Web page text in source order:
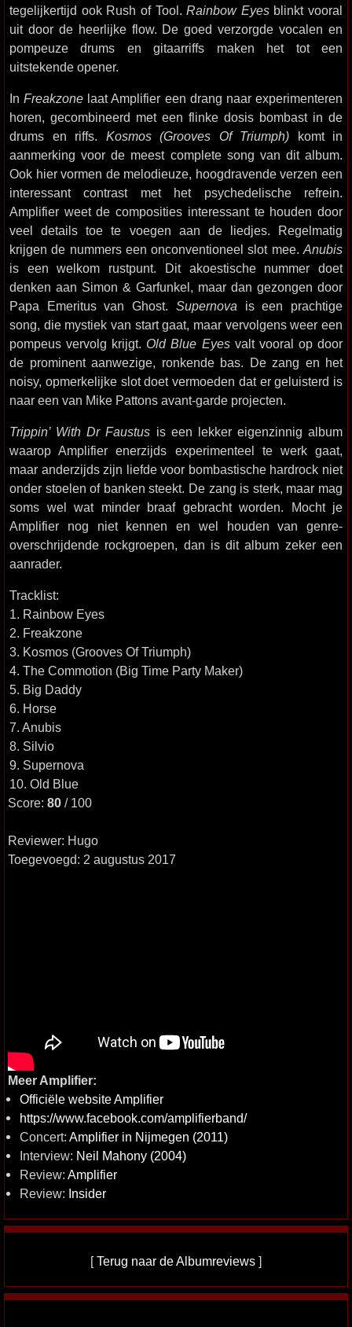
tegelijkertijd ook Rush of Tool.Rainbow Eyesblinkt vooral
uit door de heerlijke flow. De goed verzorgde vocalen en
pompeuze drums en gitaarriffs maken het tot een
uitstekende opener.
InFreakzone laat Amplifier een drang naar experimenteren
horen, gecombineerd met een flinke dosis bombast in de
drums en riffs. Kosmos (Grooves Of Triumph) komt in
aanmerking voor de meest complete song van dit album.
Ook hier vormen de melodieuze, hoogdravende verzen een
interessant contrast met het psychedelische refrein.
Amplifier weet de composities interessant te houden door
veel details toe te voegen aan de liedjes. Regelmatig
krijgen de nummers een onconventioneel slot mee. Anubis
is een welkom rustpunt. Dit akoestische nummer doet
denken aan Simon & Garfunkel, maar dan gezongen door
Papa Emeritus van Ghost. Supernova is een prachtige
song, die mystiek van start gaat, maar vervolgens weer een
pompeus vervolg krijgt. Old Blue Eyesvalt vooral op door
de prominent aanwezige, ronkende bas. De zang en het
noisy, opmerkelijke slot doet vermoeden dat er geluisterd is
naar een van Mike Pattons avant-garde projecten.
Trippin’ With Dr Faustus is een lekker eigenzinnig album
waarop Amplifier enerzijds experimenteel te werk gaat,
maar anderzijds zijn liefde voor bombastische hardrock niet
onder stoelen of banken steekt. De zang is sterk, maar mag
soms wel wat minder braaf gebracht worden. Mocht je
Amplifier nog niet kennen en wel houden van genre-
overschrijdende rockgroepen, dan is dit album zeker een
aanrader.
Tracklist:
1. Rainbow Eyes
2. Freakzone
3. Kosmos (Grooves Of Triumph)
4. The Commotion (Big Time Party Maker)
5. Big Daddy
6. Horse
7. Anubis
8. Silvio
9. Supernova
10. Old Blue
Score: 80 / 100
Reviewer: Hugo
Toegevoegd: 2 augustus 2017
Meer Amplifier:
Officiële website Amplifier
https://www.facebook.com/amplifierband/
Concert: Amplifier in Nijmegen (2011)
Interview: Neil Mahony (2004)
Review: Amplifier
Review: Insider
[Terug naar de Albumreviews ]